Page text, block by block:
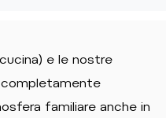
e le nostre
completamente
familiare anche in